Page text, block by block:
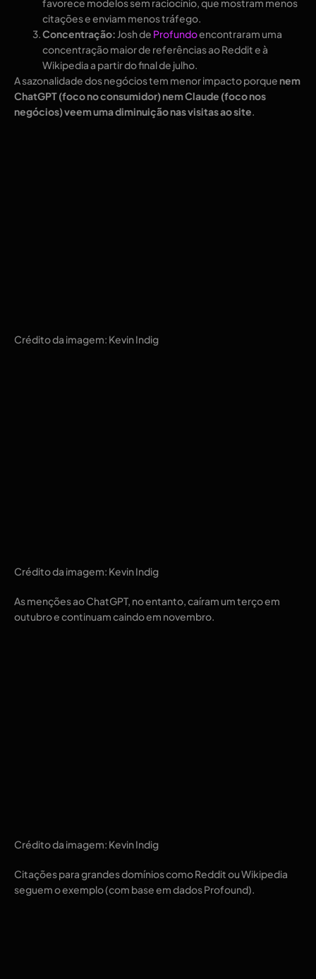
favorece modelos sem raciocínio, que mostram menos
citações e enviam menos tráfego.
Concentração: Josh de Profundoencontraram uma
concentração maior de referências ao Reddit e à
Wikipedia a partir do final de julho.
A sazonalidade dos negócios tem menor impacto porque nem
ChatGPT (foco no consumidor) nem Claude (foco nos
negócios) veem uma diminuição nas visitas ao site.
Crédito da imagem: Kevin Indig
Crédito da imagem: Kevin Indig
As menções ao ChatGPT, no entanto, caíram um terço em
outubro e continuam caindo em novembro.
Crédito da imagem: Kevin Indig
Citações para grandes domínios como Reddit ou Wikipedia
seguem o exemplo (com base em dados Profound).